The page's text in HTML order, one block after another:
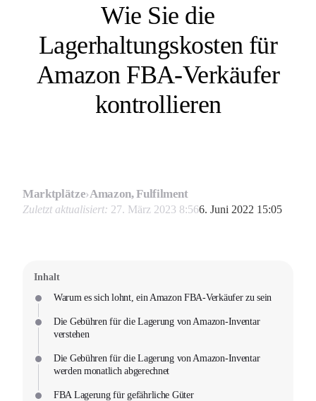
Wie Sie die
Lagerhaltungskosten für
Amazon FBA-Verkäufer
kontrollieren
Marktplätze›Amazon, Fulfilment
Zuletzt aktualisiert: 27. März 2023 8:566. Juni 2022 15:05
Inhalt
Warum es sich lohnt, ein Amazon FBA-Verkäufer zu sein
Die Gebühren für die Lagerung von Amazon-Inventar
verstehen
Die Gebühren für die Lagerung von Amazon-Inventar
werden monatlich abgerechnet
FBA Lagerung für gefährliche Güter